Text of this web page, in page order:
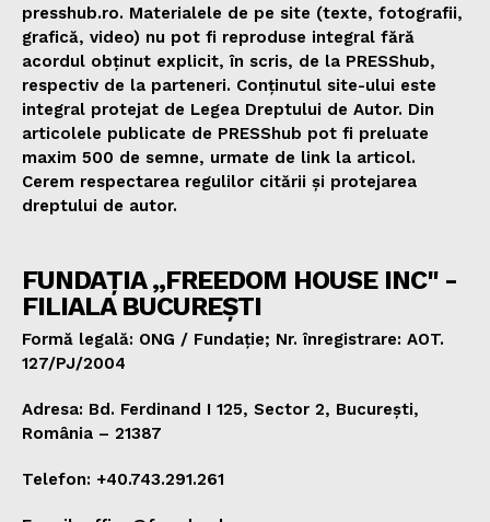
presshub.ro. Materialele de pe site (texte, fotografii,
grafică, video) nu pot fi reproduse integral fără
acordul obținut explicit, în scris, de la PRESShub,
respectiv de la parteneri. Conținutul site-ului este
integral protejat de Legea Dreptului de Autor. Din
articolele publicate de PRESShub pot fi preluate
maxim 500 de semne, urmate de link la articol.
Cerem respectarea regulilor citării și protejarea
dreptului de autor.
FUNDAȚIA „FREEDOM HOUSE INC" -
FILIALA BUCUREȘTI
Formă legală: ONG / Fundație; Nr. înregistrare: AOT.
127/PJ/2004
Adresa: Bd. Ferdinand I 125, Sector 2, București,
România – 21387
Telefon: +40.743.291.261